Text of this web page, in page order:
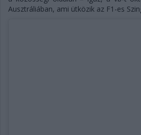
Ausztráliában, ami ütközik az F1-es